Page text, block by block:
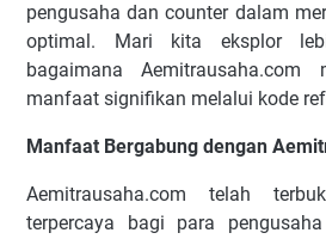
pengusaha dan counter dalam
optimal. Mari kita eksplor
bagaimana Aemitrausaha.com
manfaat signifikan melalui kode
Manfaat Bergabung dengan
Aemitrausaha.com telah
terpercaya bagi para